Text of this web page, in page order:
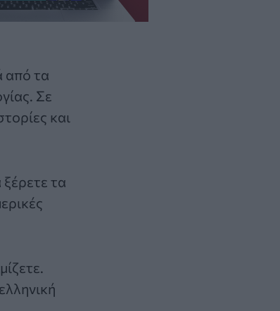
από τα
. Σε
και
τα